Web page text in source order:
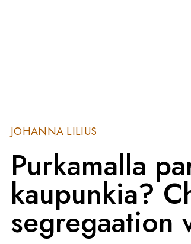
JOHANNA LILIUS
Purkamalla
kaupunkia?
segregaation